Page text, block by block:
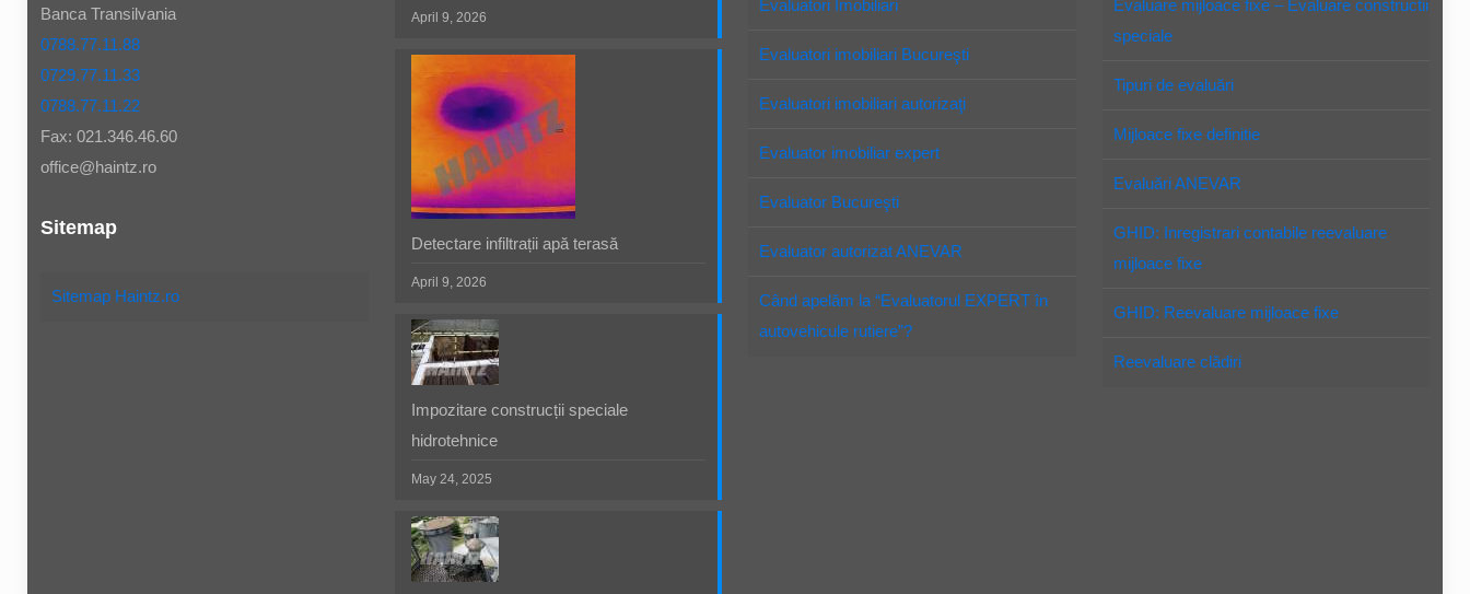
Banca Transilvania
0788.77.11.88
0729.77.11.33
0788.77.11.22
Fax: 021.346.46.60
office@haintz.ro
Sitemap
Sitemap Haintz.ro
April 9, 2026
Detectare infiltrații apă terasă
April 9, 2026
Impozitare construcții speciale
hidrotehnice
May 24, 2025
Evaluatori Imobiliari
Evaluatori imobiliari Bucureşti
Evaluatori imobiliari autorizaţi
Evaluator imobiliar expert
Evaluator Bucureşti
Evaluator autorizat ANEVAR
Când apelăm la “Evaluatorul EXPERT în
autovehicule rutiere”?
Evaluare mijloace fixe – Evaluare constructii
speciale
Tipuri de evaluări
Mijloace fixe definitie
Evaluări ANEVAR
GHID: Inregistrari contabile reevaluare
mijloace fixe
GHID: Reevaluare mijloace fixe
Reevaluare clădiri